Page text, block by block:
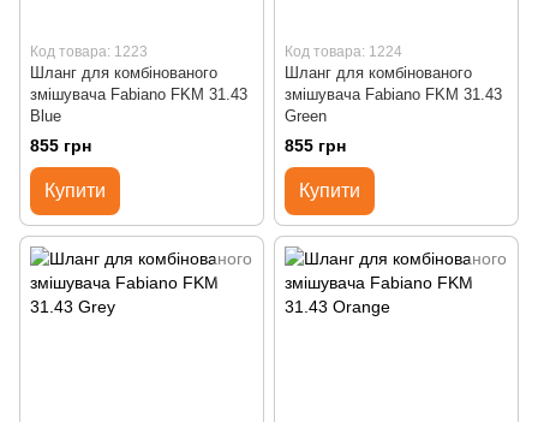
Код товара: 1223
Шланг для комбінованого
змішувача Fabiano FKM 31.43
Blue
855 грн
Купити
Код товара: 1224
Шланг для комбінованого
змішувача Fabiano FKM 31.43
Green
855 грн
Купити